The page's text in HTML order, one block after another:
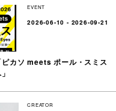
EVENT
2026-06-10 - 2026-09-21
ピカソ meets ポール・スミス
CREATOR